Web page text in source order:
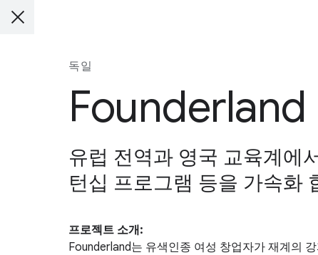
독일
Founderland
유럽 전역과 영국 교육계에
턴십 프로그램 등을 가속화
프로젝트 소개:
Founderland는 유색인종 여성 창업자가 재계의